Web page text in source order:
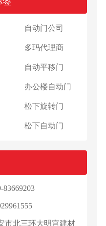
自动门公司
多玛代理商
自动平移门
办公楼自动门
松下旋转门
松下自动门
83669203
市北三环大明宫建材